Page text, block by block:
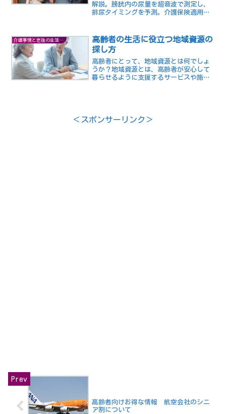
解説。膀胱内の尿量を超音波で測定し、
排尿タイミングを予測。介護保険適用が
待。介護現場での導入を検討してみてく
ださい。
介護事情と老後の生活の知恵
高齢者の生活に役立つ地域資源の
探し方
高齢者にとって、地域資源とは何でしょ
うか？地域資源とは、高齢者が安心して
暮らせるように支援するサービスや施
＜スポンサーリンク＞
高齢者向けお得な情報 航空会社のシニ
ア割について